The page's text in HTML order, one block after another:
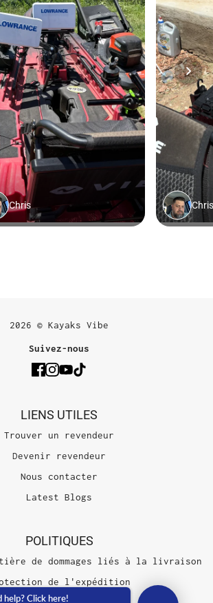
2026 © Kayaks Vibe
Suivez-nous
LIENS UTILES
Trouver un revendeur
Devenir revendeur
Nous contacter
Latest Blogs
POLITIQUES
de dommages liés à la livraison
de l'expédition
help? Click here!